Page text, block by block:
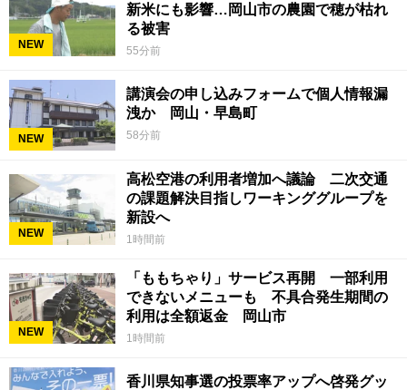
NEW
新米にも影響…岡山市の農園で穂が枯れ
る被害
55分前
NEW
講演会の申し込みフォームで個人情報漏
洩か 岡山・早島町
58分前
NEW
高松空港の利用者増加へ議論 二次交通
の課題解決目指しワーキンググループを
新設へ
1時間前
NEW
「ももちゃり」サービス再開 一部利用
できないメニューも 不具合発生期間の
利用は全額返金 岡山市
1時間前
香川県知事選の投票率アップへ啓発グッ